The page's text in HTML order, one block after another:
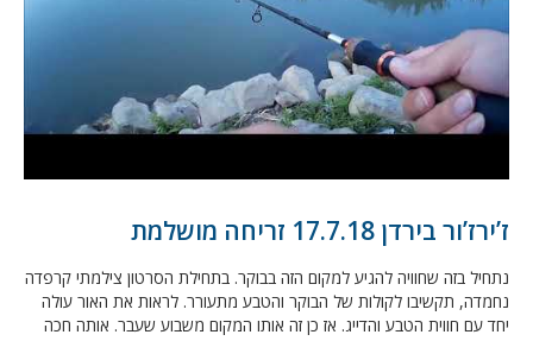
ז’ירז’ור בירדן 17.7.18 זריחה מושלמת
נתחיל בזה שחוויה להגיע למקום הזה בבוקר. בתחילת הסרטון צילמתי קרפדה
נחמדה, תקשיבו לקולות של הבוקר והטבע מתעורר. לראות את האור עולה
יחד עם חווית הטבע והדייג. אז כן זה אותו המקום משבוע שעבר. אותה חכה